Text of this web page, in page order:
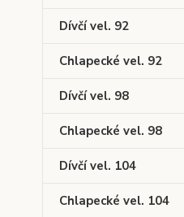
Dívčí vel. 92
Chlapecké vel. 92
Dívčí vel. 98
Chlapecké vel. 98
Dívčí vel. 104
Chlapecké vel. 104